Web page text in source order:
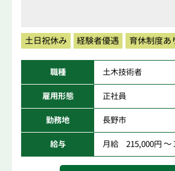
土日祝休み 経験者優遇 育休制度あ
職種 土木技術者
雇用形態 正社員
勤務地 長野市
給与 月給 215,000円 ～